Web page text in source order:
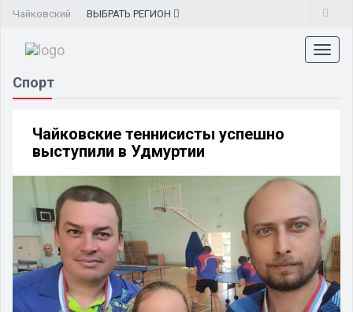
Чайковский ВЫБРАТЬ РЕГИОН
Спорт
Чайковские теннисисты успешно
выступили в Удмуртии